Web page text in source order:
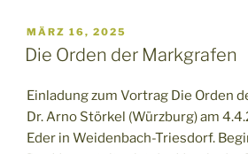
VERÖFFENTLICHT
AM
MÄRZ 16, 2025
Die Orden der Markgrafen
Einladung zum Vortrag Die Orden
Dr. Arno Störkel (Würzburg) am
Eder in Weidenbach-Triesdorf.